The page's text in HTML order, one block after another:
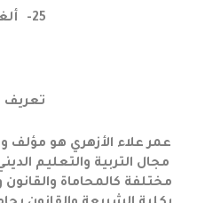
25-
تعريف
عمر علاء الأزهري هو مؤلف
مجال التربية والتعليم
مختلفة كالمحاماة والقانون